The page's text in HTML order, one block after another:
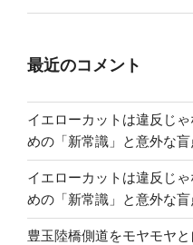
最近のコメント
イエローカットは違反じ
めの「新常識」と意外な盲
イエローカットは違反じ
めの「新常識」と意外な盲
豊玉陸橋側道をモヤモヤ